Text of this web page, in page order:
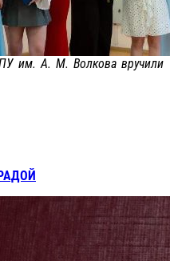
им. А. М. Волкова вручили